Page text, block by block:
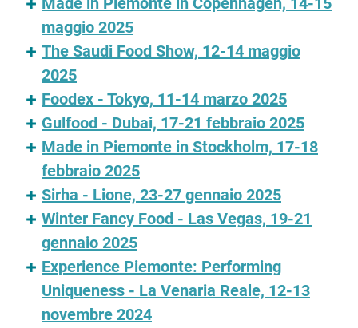
maggio 2025
The Saudi Food Show, 12-14 maggio
2025
Foodex - Tokyo, 11-14 marzo 2025
Gulfood - Dubai, 17-21 febbraio 2025
Made in Piemonte in Stockholm, 17-18
febbraio 2025
Sirha - Lione, 23-27 gennaio 2025
Winter Fancy Food - Las Vegas, 19-21
gennaio 2025
Experience Piemonte: Performing
Uniqueness - La Venaria Reale, 12-13
novembre 2024